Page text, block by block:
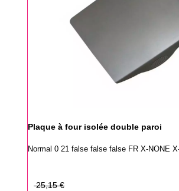
Plaque à four isolée double paroi
Normal 0 21 false false false FR X-NONE
Prix
25,15 €